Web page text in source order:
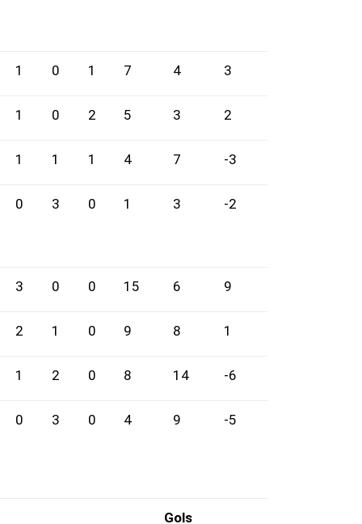
1 0 1 7 4 3
1 0 2 5 3 2
1 1 1 4 7 -3
0 3 0 1 3 -2
3 0 0 15 6 9
2 1 0 9 8 1
1 2 0 8 14 -6
0 3 0 4 9 -5
Gols